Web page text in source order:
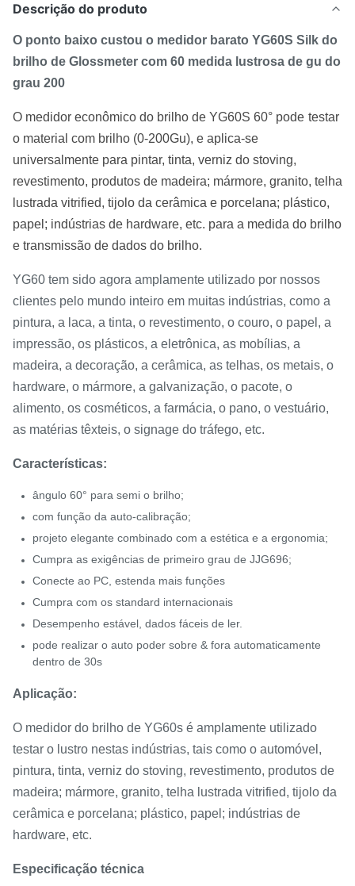
Descrição do produto
O ponto baixo custou o medidor barato YG60S Silk do
brilho de Glossmeter com 60 medida lustrosa de gu do
grau 200
O medidor econômico do brilho de YG60S 60° pode testar
o material com brilho (0-200Gu), e aplica-se
universalmente para pintar, tinta, verniz do stoving,
revestimento, produtos de madeira; mármore, granito, telha
lustrada vitrified, tijolo da cerâmica e porcelana; plástico,
papel; indústrias de hardware, etc. para a medida do brilho
e transmissão de dados do brilho.
YG60 tem sido agora amplamente utilizado por nossos
clientes pelo mundo inteiro em muitas indústrias, como a
pintura, a laca, a tinta, o revestimento, o couro, o papel, a
impressão, os plásticos, a eletrônica, as mobílias, a
madeira, a decoração, a cerâmica, as telhas, os metais, o
hardware, o mármore, a galvanização, o pacote, o
alimento, os cosméticos, a farmácia, o pano, o vestuário,
as matérias têxteis, o signage do tráfego, etc.
Características:
ângulo 60° para semi o brilho;
com função da auto-calibração;
projeto elegante combinado com a estética e a ergonomia;
Cumpra as exigências de primeiro grau de JJG696;
Conecte ao PC, estenda mais funções
Cumpra com os standard internacionais
Desempenho estável, dados fáceis de ler.
pode realizar o auto poder sobre & fora automaticamente
dentro de 30s
Aplicação:
O medidor do brilho de YG60s é amplamente utilizado
testar o lustro nestas indústrias, tais como o automóvel,
pintura, tinta, verniz do stoving, revestimento, produtos de
madeira; mármore, granito, telha lustrada vitrified, tijolo da
cerâmica e porcelana; plástico, papel; indústrias de
hardware, etc.
Especificação técnica